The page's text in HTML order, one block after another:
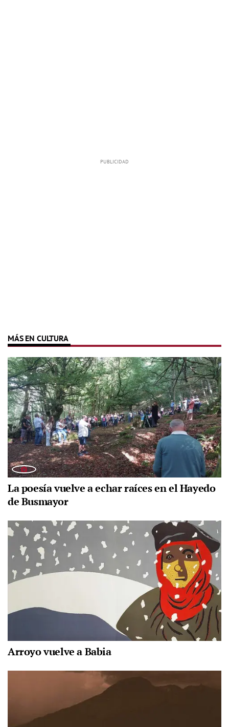
MÁS EN CULTURA
La poesía vuelve a echar raíces en el Hayedo
de Busmayor
Arroyo vuelve a Babia